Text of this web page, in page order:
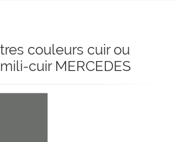
couleurs cuir ou
cuir MERCEDES